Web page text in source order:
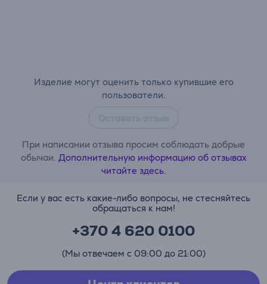
Изделие могут оценить только купившие его
пользователи.
При написании отзыва просим соблюдать добрые
обычаи. Дополнительную информацию об отзывах
читайте здесь.
Если у вас есть какие-либо вопросы, не стесняйтесь
обращаться к нам!
+370 4 620 0100
(Мы отвечаем с 09:00 до 21:00)